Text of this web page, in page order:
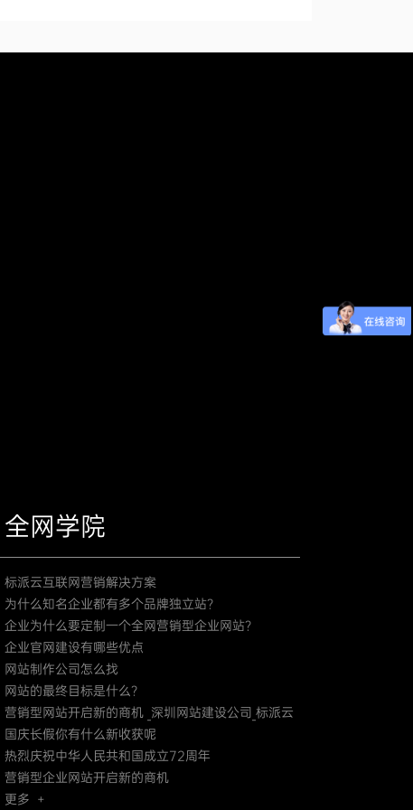
全网学院
标派云互联网营销解决方案
为什么知名企业都有多个品牌独立站？
企业为什么要定制一个全网营销型企业网站？
企业官网建设有哪些优点
网站制作公司怎么找
网站的最终目标是什么？
营销型网站开启新的商机 _深圳网站建设公司_标派云
国庆长假你有什么新收获呢
热烈庆祝中华人民共和国成立72周年
营销型企业网站开启新的商机
更多 +